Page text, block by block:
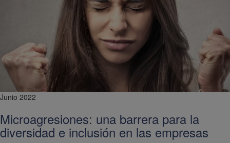
Junio 2022
Microagresiones: una barrera para la
diversidad e inclusión en las empresas